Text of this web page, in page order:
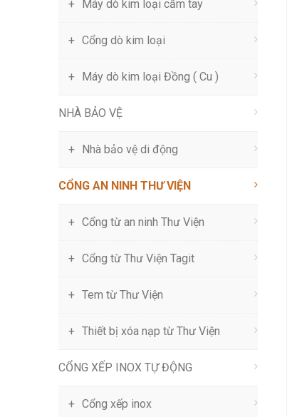
Máy dò kim loại cầm tay
Cổng dò kim loại
Máy dò kim loại Đồng ( Cu )
NHÀ BẢO VỆ
Nhà bảo vệ di động
CỔNG AN NINH THƯ VIỆN
Cổng từ an ninh Thư Viện
Cổng từ Thư Viện Tagit
Tem từ Thư Viện
Thiết bị xóa nạp từ Thư Viện
CỔNG XẾP INOX TỰ ĐỘNG
Cổng xếp inox